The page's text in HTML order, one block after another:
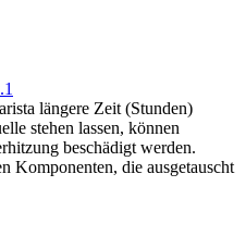
längere Zeit (Stunden)
stehen lassen, können
beschädigt werden.
Komponenten, die ausgetauscht